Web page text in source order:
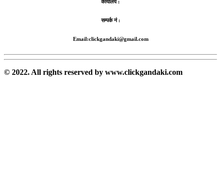
कार्यालय :
सम्पर्क नं :
Email:clickgandaki@gmail.com
© 2022. All rights reserved by www.clickgandaki.com